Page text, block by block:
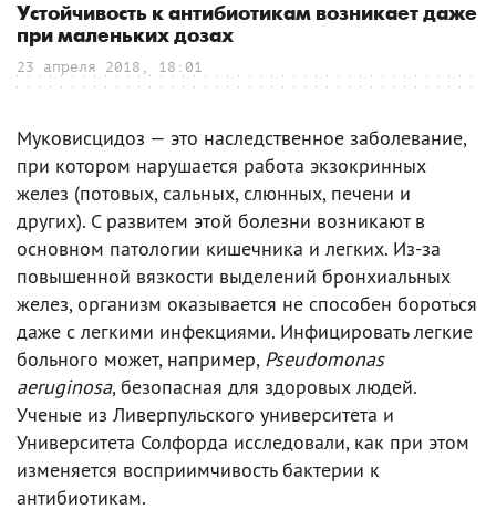
Устойчивость к антибиотикам возникает даже
при маленьких дозах
23 апреля 2018, 18:01
Муковисцидоз — это наследственное заболевание,
при котором нарушается работа экзокринных
желез (потовых, сальных, слюнных, печени и
других). С развитем этой болезни возникают в
основном патологии кишечника и легких. Из-за
повышенной вязкости выделений бронхиальных
желез, организм оказывается не способен бороться
даже с легкими инфекциями. Инфицировать легкие
больного может, например, Pseudomonas
aeruginosa, безопасная для здоровых людей.
Ученые из Ливерпульского университета и
Университета Солфорда исследовали, как при этом
изменяется восприимчивость бактерии к
антибиотикам.